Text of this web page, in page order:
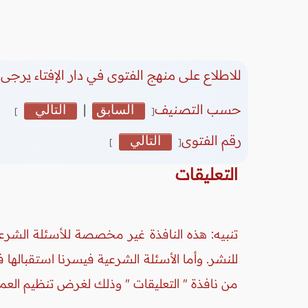
للاطلاع على منهج الفتوى في دار الإفتاء يرجى
حسب التصنيف[ السابق | التالي ]
رقم الفتوى[ التالي ]
التعليقات
تنبيه: هذه النافذة غير مخصصة للأسئلة
للنشر. وأما الأسئلة الشرعية فيسرنا
من نافذة " التعليقات " وذلك لغرض تنظيم